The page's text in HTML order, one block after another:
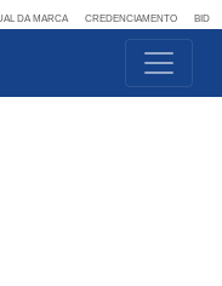
DA MARCA CREDENCIAMENTO BID